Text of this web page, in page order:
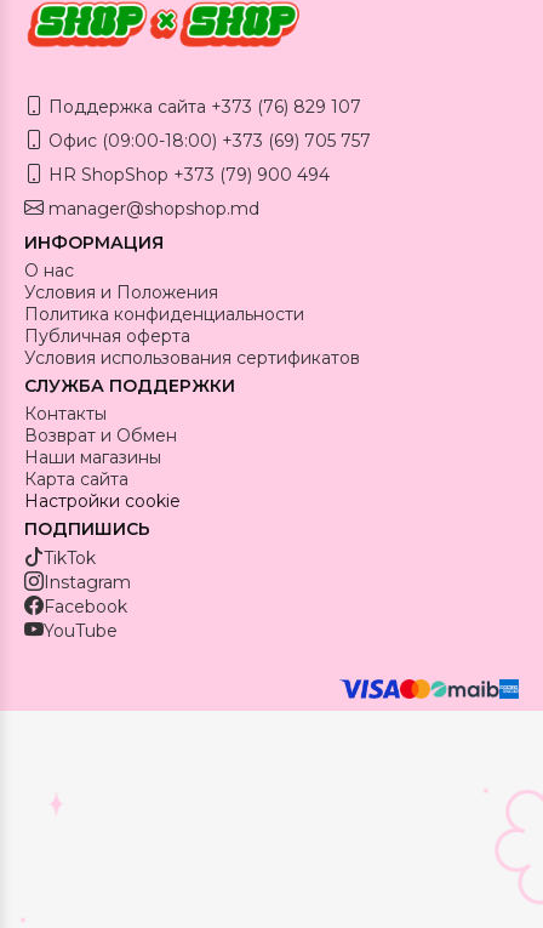
Поддержка сайта +373 (76) 829 107
Офис (09:00-18:00) +373 (69) 705 757
HR ShopShop +373 (79) 900 494
manager@shopshop.md
ИНФОРМАЦИЯ
О нас
Условия и Положения
Политика конфиденциальности
Публичная оферта
Условия использования сертификатов
СЛУЖБА ПОДДЕРЖКИ
Контакты
Возврат и Обмен
Наши магазины
Карта сайта
Настройки cookie
ПОДПИШИСЬ
TikTok
Instagram
Facebook
YouTube